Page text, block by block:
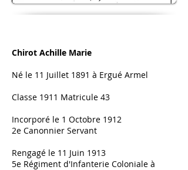
Chirot Achille Marie
Né le 11 Juillet 1891 à Ergué Armel
Classe 1911 Matricule 43
Incorporé le 1 Octobre 1912
2e Canonnier Servant
Rengagé le 11 Juin 1913
5e Régiment d'Infanterie Coloniale à